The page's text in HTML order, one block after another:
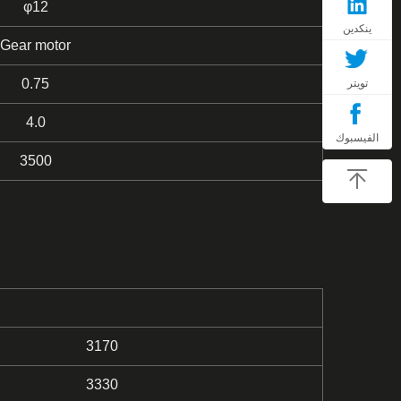
φ12
Gear motor
0.75
4.0
3500
3170
3330
ينكدين
تويتر
الفيسبوك